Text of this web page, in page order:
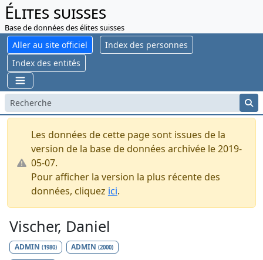
Élites suisses
Base de données des élites suisses
Aller au site officiel
Index des personnes
Index des entités
Les données de cette page sont issues de la
version de la base de données archivée le 2019-
05-07.
Pour afficher la version la plus récente des
données, cliquez ici.
Vischer, Daniel
ADMIN (1980) ADMIN(2000)